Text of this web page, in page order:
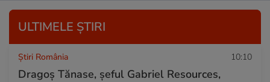
ULTIMELE ȘTIRI
Știri România 10:10
Dragoș Tănase, șeful Gabriel Resources,